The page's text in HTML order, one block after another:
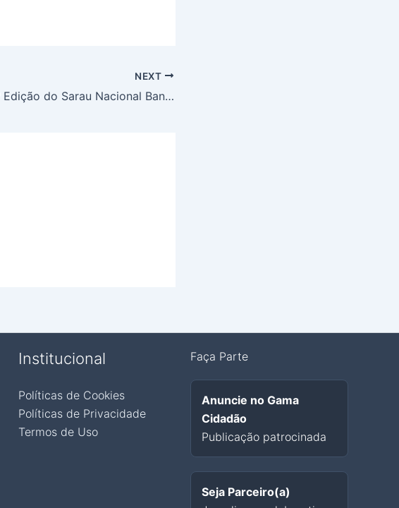
NEXT
9ª Edição do Sarau Nacional Banca de Poetas
Institucional
Políticas de Cookies
Políticas de Privacidade
Termos de Uso
Faça Parte
Anuncie no Gama
Cidadão
Publicação patrocinada
Seja Parceiro(a)